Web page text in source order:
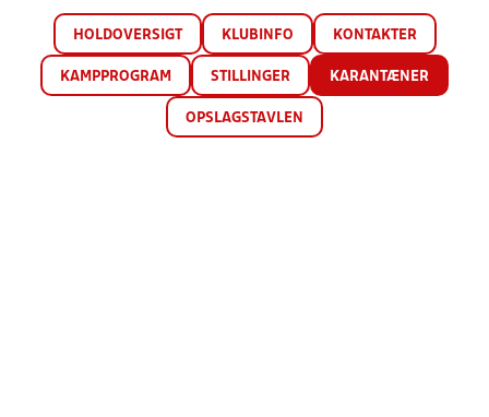
HOLDOVERSIGT KLUBINFO KONTAKTER
KAMPPROGRAM STILLINGER KARANTÆNER
OPSLAGSTAVLEN